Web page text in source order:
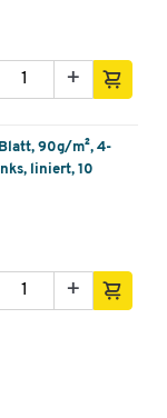
+
90g/m², 4-
liniert, 10
+